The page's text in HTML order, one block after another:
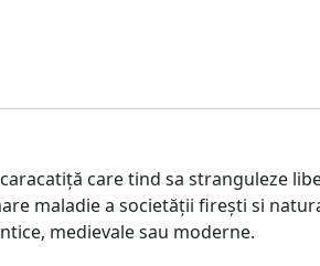
care tind sa stranguleze
maladie a societății firești si
medievale sau moderne.